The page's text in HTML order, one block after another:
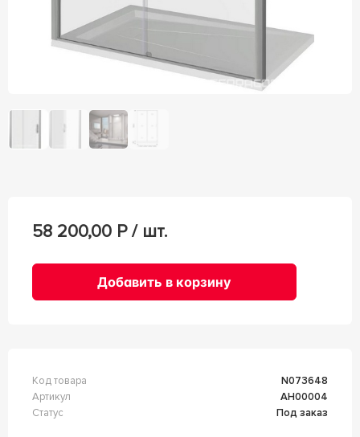
58 200,00 Р / шт.
Добавить в корзину
Код товара
n073648
Артикул
АН00004
Статус
Под заказ